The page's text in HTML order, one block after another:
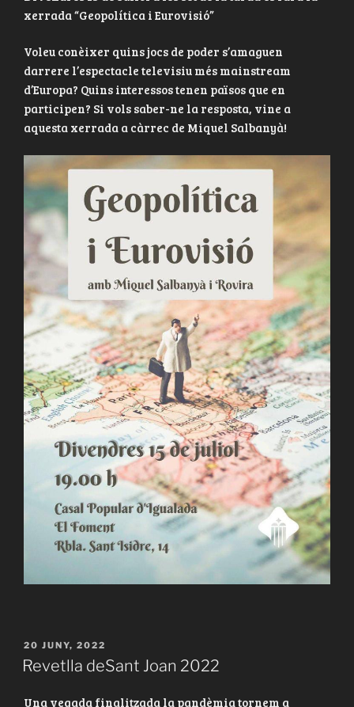
xerrada “Geopolítica i Eurovisió”
Voleu conèixer quins jocs de poder s’amaguen
darrere l’espectacle televisiu més mainstream
d’Europa? Quins interessos tenen països que en
participen? Si vols saber-ne la resposta, vine a
aquesta xerrada a càrrec de Miquel Salbanyà!
PUBLICAT
A
20 JUNY, 2022
Revetlla deSant Joan 2022
Una vegada finalitzada la pandèmia tornem a